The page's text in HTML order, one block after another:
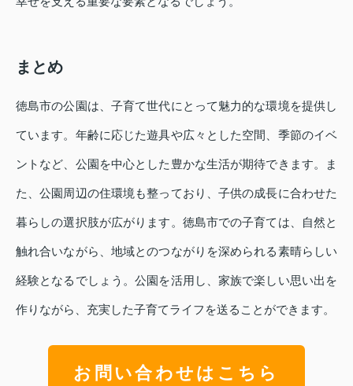
まとめ
徳島市の公園は、子育て世代にとって魅力的な環境を提供し
ています。年齢に応じた遊具や広々とした空間、季節のイベ
ントなど、公園を中心とした豊かな生活が期待できます。ま
た、公園周辺の住環境も整っており、子供の成長に合わせた
暮らしの選択肢が広がります。徳島市での子育ては、自然と
触れ合いながら、地域とのつながりを深められる素晴らしい
経験となるでしょう。公園を活用し、家族で楽しい思い出を
作りながら、充実した子育てライフを送ることができます。
お問い合わせはこちら